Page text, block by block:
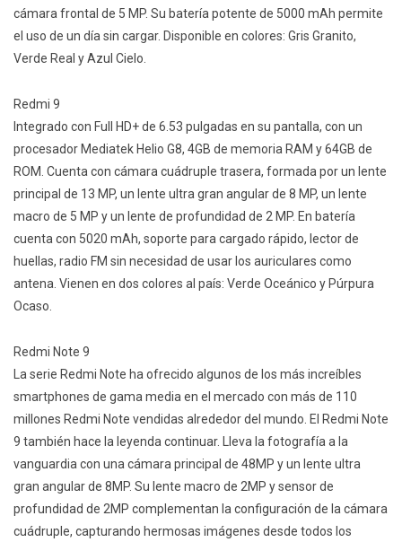
cámara frontal de 5 MP. Su batería potente de 5000 mAh permite
el uso de un día sin cargar. Disponible en colores: Gris Granito,
Verde Real y Azul Cielo.
Redmi 9
Integrado con Full HD+ de 6.53 pulgadas en su pantalla, con un
procesador Mediatek Helio G8, 4GB de memoria RAM y 64GB de
ROM. Cuenta con cámara cuádruple trasera, formada por un lente
principal de 13 MP, un lente ultra gran angular de 8 MP, un lente
macro de 5 MP y un lente de profundidad de 2 MP. En batería
cuenta con 5020 mAh, soporte para cargado rápido, lector de
huellas, radio FM sin necesidad de usar los auriculares como
antena. Vienen en dos colores al país: Verde Oceánico y Púrpura
Ocaso.
Redmi Note 9
La serie Redmi Note ha ofrecido algunos de los más increíbles
smartphones de gama media en el mercado con más de 110
millones Redmi Note vendidas alrededor del mundo. El Redmi Note
9 también hace la leyenda continuar. Lleva la fotografía a la
vanguardia con una cámara principal de 48MP y un lente ultra
gran angular de 8MP. Su lente macro de 2MP y sensor de
profundidad de 2MP complementan la configuración de la cámara
cuádruple, capturando hermosas imágenes desde todos los